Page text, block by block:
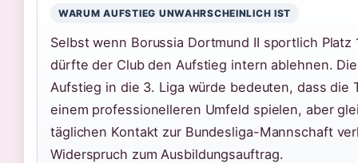
WARUM AUFSTIEG UNWAHRSCHEINLICH IST
Selbst wenn Borussia Dortmund II sportlich Platz
dürfte der Club den Aufstieg intern ablehnen.
Aufstieg in die 3. Liga würde bedeuten, dass die
einem professionelleren Umfeld spielen, aber
täglichen Kontakt zur Bundesliga-Mannschaft
Widerspruch zum Ausbildungsauftrag.